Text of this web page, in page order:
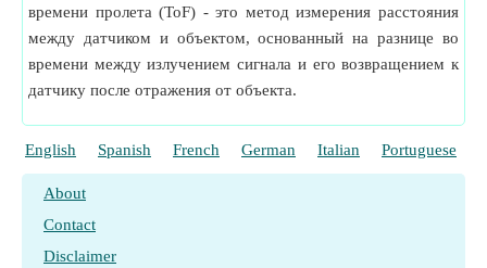
времени пролета (ToF) - это метод измерения расстояния
между датчиком и объектом, основанный на разнице во
времени между излучением сигнала и его возвращением к
датчику после отражения от объекта.
English Spanish French German Italian Portuguese
About
Contact
Disclaimer